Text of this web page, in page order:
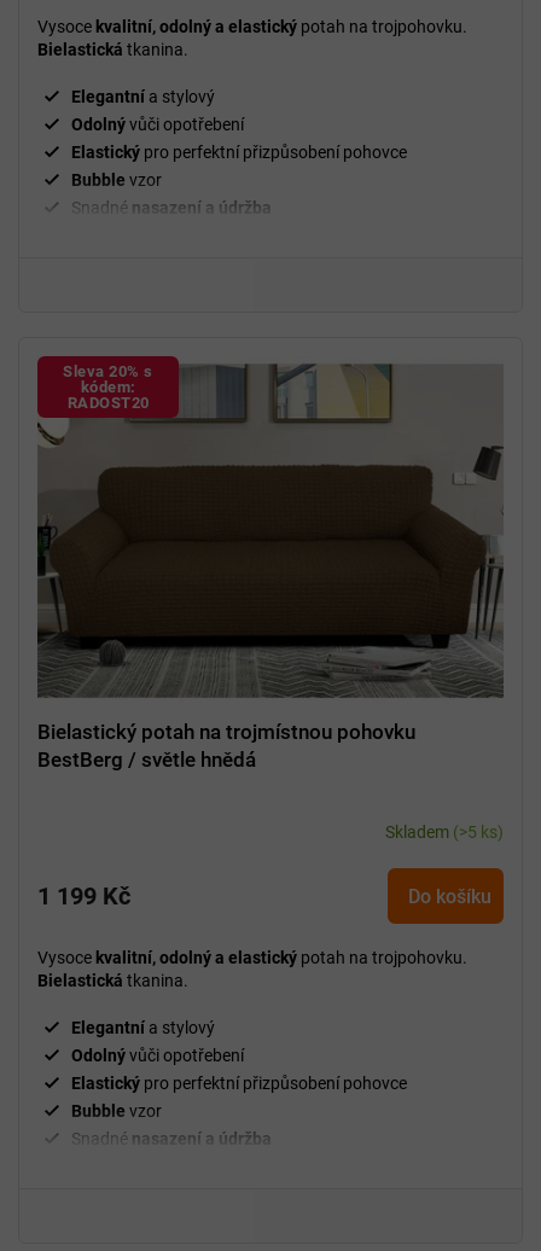
Vysoce kvalitní, odolný a elastický potah na trojpohovku.
Bielastická tkanina.
Elegantní a stylový
Odolnývůči opotřebení
Elastický pro perfektní přizpůsobení pohovce
Bubble vzor
Snadné nasazení a údržba
Sleva 20% s
kódem:
RADOST20
Bielastický potah na trojmístnou pohovku
BestBerg / světle hnědá
Skladem (>5 ks)
1 199 Kč Do košíku
Vysoce kvalitní, odolný a elastický potah na trojpohovku.
Bielastická tkanina.
Elegantní a stylový
Odolnývůči opotřebení
Elastický pro perfektní přizpůsobení pohovce
Bubble vzor
Snadné nasazení a údržba